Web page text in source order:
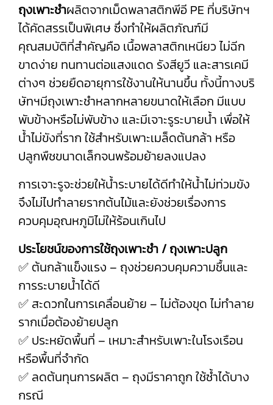
ถุงเพาะชำผลิตจากเม็ดพลาสติกพีอี PE ที่บริษัทฯ
ได้คัดสรรเป็นพิเศษ ซึ่งทำให้ผลิตภัณฑ์มี
คุณสมบัติที่สำคัญคือ เนื้อพลาสติกเหนียว ไม่ฉีก
ขาดง่าย ทนทานต่อแสงแดด รังสียูวี และสารเคมี
ต่างๆ ช่วยยืดอายุการใช้งานให้นานขึ้น ทั้งนี้ทางบริ
ษัทฯมีถุงเพาะชำหลากหลายขนาดให้เลือก มีแบบ
พับข้างหรือไม่พับข้าง และมีเจาะรูระบายน้ำ เพื่อให้
น้ำไม่ขังที่ราก ใช้สำหรับเพาะเมล็ดต้นกล้า หรือ
ปลูกพืชขนาดเล็กจนพร้อมย้ายลงแปลง
การเจาะรูจะช่วยให้น้ำระบายได้ดีทำให้น้ำไม่ท่วมขัง
จึงไม่ไปทำลายรากต้นไม้และยังช่วยเรื่องการ
ควบคุมอุณหภูมิไม่ให้ร้อนเกินไป
ประโยชน์ของการใช้ถุงเพาะชำ / ถุงเพาะปลูก
✅ ต้นกล้าแข็งแรง – ถุงช่วยควบคุมความชื้นและ
การระบายน้ำได้ดี
✅ สะดวกในการเคลื่อนย้าย – ไม่ต้องขุด ไม่ทำลาย
รากเมื่อต้องย้ายปลูก
✅ ประหยัดพื้นที่ – เหมาะสำหรับเพาะในโรงเรือน
หรือพื้นที่จำกัด
✅ ลดต้นทุนการผลิต – ถุงมีราคาถูก ใช้ซ้ำได้บาง
กรณี